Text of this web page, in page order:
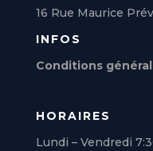
16 Rue Maurice
INFOS
Conditions
HORAIRES
Lundi – Vendredi